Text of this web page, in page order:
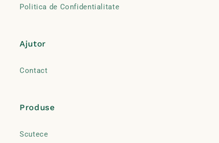
Politica de Confidentialitate
Ajutor
Contact
Produse
Scutece